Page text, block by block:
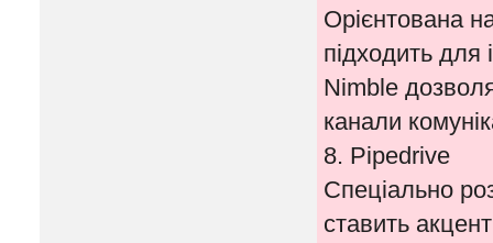
Орієнтована
підходить для
Nimble
канали
8. Pipedrive
Спеціально
ставить